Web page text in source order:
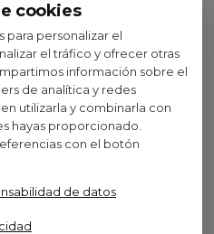
cookies
para personalizar el
el tráfico y ofrecer otras
información sobre el
de analítica y redes
utilizarla y combinarla con
hayas proporcionado.
con el botón
de datos